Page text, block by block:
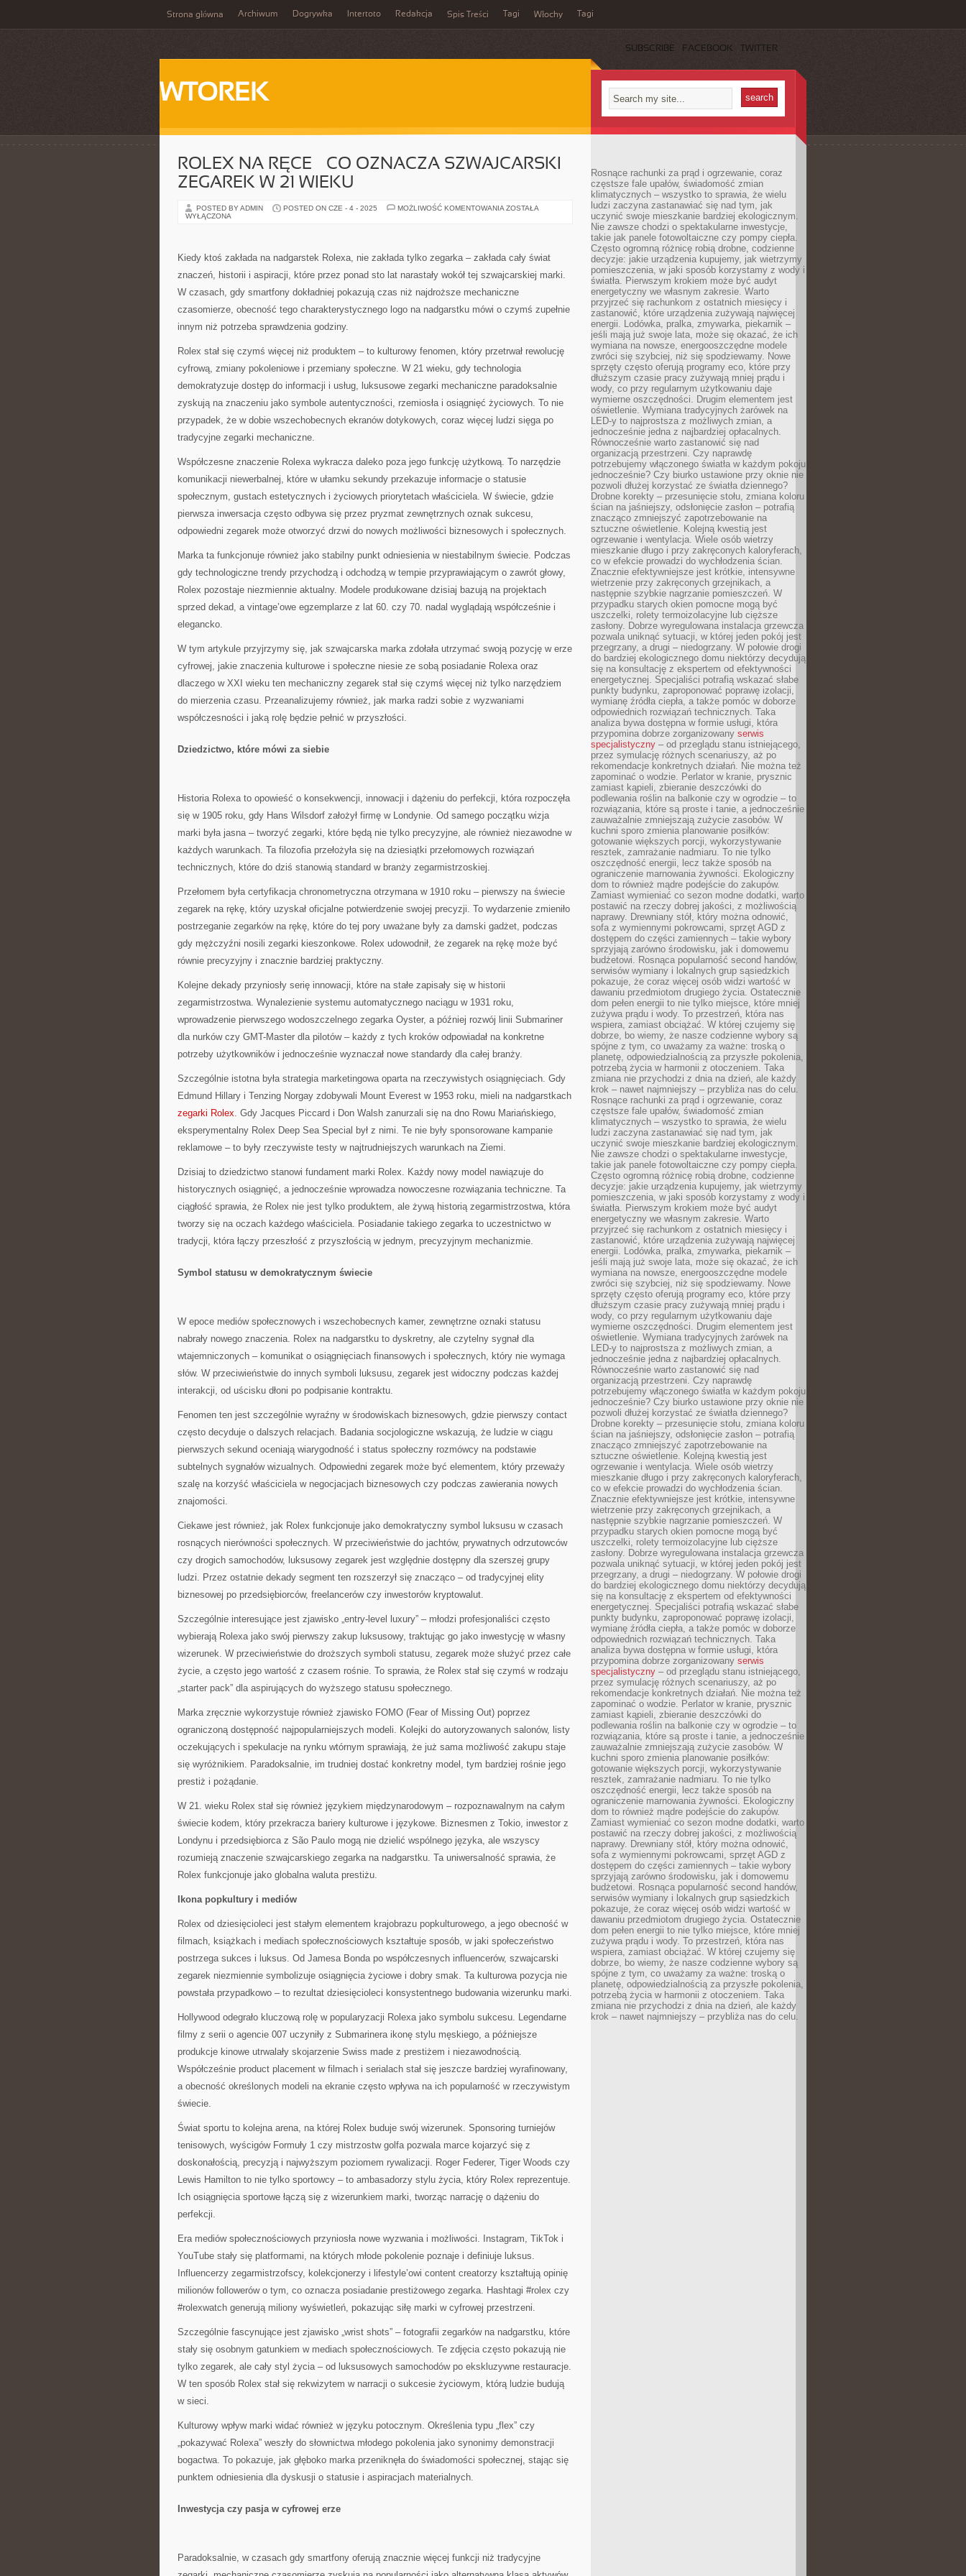
Strona główna Archiwum Dogrywka Intertoto Redakcja Spis Treści Tagi Włochy Tagi
SUBSCRIBE FACEBOOK TWITTER
WTOREK
ROLEX NA RĘCE – CO OZNACZA SZWAJCARSKI
ZEGAREK W 21 WIEKU
POSTED BY ADMIN POSTED ON CZE - 4 - 2025 MOŻLIWOŚĆ KOMENTOWANIA ROLEX
SZWAJCARSKI
ZEGAREK
21
ZOSTAŁA
WYŁĄCZONA
Kiedy ktoś zakłada na nadgarstek Rolexa, nie zakłada tylko zegarka – zakłada cały świat
znaczeń, historii i aspiracji, które przez ponad sto lat narastały wokół tej szwajcarskiej marki.
W czasach, gdy smartfony dokładniej pokazują czas niż najdroższe mechaniczne
czasomierze, obecność tego charakterystycznego logo na nadgarstku mówi o czymś zupełnie
innym niż potrzeba sprawdzenia godziny.
Rolex stał się czymś więcej niż produktem – to kulturowy fenomen, który przetrwał rewolucję
cyfrową, zmiany pokoleniowe i przemiany społeczne. W 21 wieku, gdy technologia
demokratyzuje dostęp do informacji i usług, luksusowe zegarki mechaniczne paradoksalnie
zyskują na znaczeniu jako symbole autentyczności, rzemiosła i osiągnięć życiowych. To nie
przypadek, że w dobie wszechobecnych ekranów dotykowych, coraz więcej ludzi sięga po
tradycyjne zegarki mechaniczne.
Współczesne znaczenie Rolexa wykracza daleko poza jego funkcję użytkową. To narzędzie
komunikacji niewerbalnej, które w ułamku sekundy przekazuje informacje o statusie
społecznym, gustach estetycznych i życiowych priorytetach właściciela. W świecie, gdzie
pierwsza inwersacja często odbywa się przez pryzmat zewnętrznych oznak sukcesu,
odpowiedni zegarek może otworzyć drzwi do nowych możliwości biznesowych i społecznych.
Marka ta funkcjonuje również jako stabilny punkt odniesienia w niestabilnym świecie. Podczas
gdy technologiczne trendy przychodzą i odchodzą w tempie przyprawiającym o zawrót głowy,
Rolex pozostaje niezmiennie aktualny. Modele produkowane dzisiaj bazują na projektach
sprzed dekad, a vintage’owe egzemplarze z lat 60. czy 70. nadal wyglądają współcześnie i
elegancko.
W tym artykule przyjrzymy się, jak szwajcarska marka zdołała utrzymać swoją pozycję w erze
cyfrowej, jakie znaczenia kulturowe i społeczne niesie ze sobą posiadanie Rolexa oraz
dlaczego w XXI wieku ten mechaniczny zegarek stał się czymś więcej niż tylko narzędziem
do mierzenia czasu. Przeanalizujemy również, jak marka radzi sobie z wyzwaniami
współczesności i jaką rolę będzie pełnić w przyszłości.
Dziedzictwo, które mówi za siebie
Historia Rolexa to opowieść o konsekwencji, innowacji i dążeniu do perfekcji, która rozpoczęła
się w 1905 roku, gdy Hans Wilsdorf założył firmę w Londynie. Od samego początku wizja
marki była jasna – tworzyć zegarki, które będą nie tylko precyzyjne, ale również niezawodne w
każdych warunkach. Ta filozofia przełożyła się na dziesiątki przełomowych rozwiązań
technicznych, które do dziś stanowią standard w branży zegarmistrzoskiej.
Przełomem była certyfikacja chronometryczna otrzymana w 1910 roku – pierwszy na świecie
zegarek na rękę, który uzyskał oficjalne potwierdzenie swojej precyzji. To wydarzenie zmieniło
postrzeganie zegarków na rękę, które do tej pory uważane były za damski gadżet, podczas
gdy mężczyźni nosili zegarki kieszonkowe. Rolex udowodnił, że zegarek na rękę może być
równie precyzyjny i znacznie bardziej praktyczny.
Kolejne dekady przyniosły serię innowacji, które na stałe zapisały się w historii
zegarmistrzostwa. Wynalezienie systemu automatycznego naciągu w 1931 roku,
wprowadzenie pierwszego wodoszczelnego zegarka Oyster, a później rozwój linii Submariner
dla nurków czy GMT-Master dla pilotów – każdy z tych kroków odpowiadał na konkretne
potrzeby użytkowników i jednocześnie wyznaczał nowe standardy dla całej branży.
Szczególnie istotna była strategia marketingowa oparta na rzeczywistych osiągnięciach. Gdy
Edmund Hillary i Tenzing Norgay zdobywali Mount Everest w 1953 roku, mieli na nadgarstkach
zegarki Rolex. Gdy Jacques Piccard i Don Walsh zanurzali się na dno Rowu Mariańskiego,
eksperymentalny Rolex Deep Sea Special był z nimi. Te nie były sponsorowane kampanie
reklamowe – to były rzeczywiste testy w najtrudniejszych warunkach na Ziemi.
Dzisiaj to dziedzictwo stanowi fundament marki Rolex. Każdy nowy model nawiązuje do
historycznych osiągnięć, a jednocześnie wprowadza nowoczesne rozwiązania techniczne. Ta
ciągłość sprawia, że Rolex nie jest tylko produktem, ale żywą historią zegarmistrzostwa, która
tworzy się na oczach każdego właściciela. Posiadanie takiego zegarka to uczestnictwo w
tradycji, która łączy przeszłość z przyszłością w jednym, precyzyjnym mechanizmie.
Symbol statusu w demokratycznym świecie
W epoce mediów społecznowych i wszechobecnych kamer, zewnętrzne oznaki statusu
nabrały nowego znaczenia. Rolex na nadgarstku to dyskretny, ale czytelny sygnał dla
wtajemniczonych – komunikat o osiągnięciach finansowych i społecznych, który nie wymaga
słów. W przeciwieństwie do innych symboli luksusu, zegarek jest widoczny podczas każdej
interakcji, od uścisku dłoni po podpisanie kontraktu.
Fenomen ten jest szczególnie wyraźny w środowiskach biznesowych, gdzie pierwszy contact
często decyduje o dalszych relacjach. Badania socjologiczne wskazują, że ludzie w ciągu
pierwszych sekund oceniają wiarygodność i status społeczny rozmówcy na podstawie
subtelnych sygnałów wizualnych. Odpowiedni zegarek może być elementem, który przeważy
szalę na korzyść właściciela w negocjacjach biznesowych czy podczas zawierania nowych
znajomości.
Ciekawe jest również, jak Rolex funkcjonuje jako demokratyczny symbol luksusu w czasach
rosnących nierówności społecznych. W przeciwieństwie do jachtów, prywatnych odrzutowców
czy drogich samochodów, luksusowy zegarek jest względnie dostępny dla szerszej grupy
ludzi. Przez ostatnie dekady segment ten rozszerzył się znacząco – od tradycyjnej elity
biznesowej po przedsiębiorców, freelancerów czy inwestorów kryptowalut.
Szczególnie interesujące jest zjawisko „entry-level luxury” – młodzi profesjonaliści często
wybierają Rolexa jako swój pierwszy zakup luksusowy, traktując go jako inwestycję w własny
wizerunek. W przeciwieństwie do droższych symboli statusu, zegarek może służyć przez całe
życie, a często jego wartość z czasem rośnie. To sprawia, że Rolex stał się czymś w rodzaju
„starter pack” dla aspirujących do wyższego statusu społecznego.
Marka zręcznie wykorzystuje również zjawisko FOMO (Fear of Missing Out) poprzez
ograniczoną dostępność najpopularniejszych modeli. Kolejki do autoryzowanych salonów, listy
oczekujących i spekulacje na rynku wtórnym sprawiają, że już sama możliwość zakupu staje
się wyróżnikiem. Paradoksalnie, im trudniej dostać konkretny model, tym bardziej rośnie jego
prestiż i pożądanie.
W 21. wieku Rolex stał się również językiem międzynarodowym – rozpoznawalnym na całym
świecie kodem, który przekracza bariery kulturowe i językowe. Biznesmen z Tokio, inwestor z
Londynu i przedsiębiorca z São Paulo mogą nie dzielić wspólnego języka, ale wszyscy
rozumieją znaczenie szwajcarskiego zegarka na nadgarstku. Ta uniwersalność sprawia, że
Rolex funkcjonuje jako globalna waluta prestiżu.
Ikona popkultury i mediów
Rolex od dziesięcioleci jest stałym elementem krajobrazu popkulturowego, a jego obecność w
filmach, książkach i mediach społecznościowych kształtuje sposób, w jaki społeczeństwo
postrzega sukces i luksus. Od Jamesa Bonda po współczesnych influencerów, szwajcarski
zegarek niezmiennie symbolizuje osiągnięcia życiowe i dobry smak. Ta kulturowa pozycja nie
powstała przypadkowo – to rezultat dziesięcioleci konsystentnego budowania wizerunku marki.
Hollywood odegrało kluczową rolę w popularyzacji Rolexa jako symbolu sukcesu. Legendarne
filmy z serii o agencie 007 uczyniły z Submarinera ikonę stylu męskiego, a późniejsze
produkcje kinowe utrwalały skojarzenie Swiss made z prestiżem i niezawodnością.
Współcześnie product placement w filmach i serialach stał się jeszcze bardziej wyrafinowany,
a obecność określonych modeli na ekranie często wpływa na ich popularność w rzeczywistym
świecie.
Świat sportu to kolejna arena, na której Rolex buduje swój wizerunek. Sponsoring turniejów
tenisowych, wyścigów Formuły 1 czy mistrzostw golfa pozwala marce kojarzyć się z
doskonałością, precyzją i najwyższym poziomem rywalizacji. Roger Federer, Tiger Woods czy
Lewis Hamilton to nie tylko sportowcy – to ambasadorzy stylu życia, który Rolex reprezentuje.
Ich osiągnięcia sportowe łączą się z wizerunkiem marki, tworząc narrację o dążeniu do
perfekcji.
Era mediów społecznościowych przyniosła nowe wyzwania i możliwości. Instagram, TikTok i
YouTube stały się platformami, na których młode pokolenie poznaje i definiuje luksus.
Influencerzy zegarmistrzofscy, kolekcjonerzy i lifestyle’owi content creatorzy kształtują opinię
milionów followerów o tym, co oznacza posiadanie prestiżowego zegarka. Hashtagi #rolex czy
#rolexwatch generują miliony wyświetleń, pokazując siłę marki w cyfrowej przestrzeni.
Szczególnie fascynujące jest zjawisko „wrist shots” – fotografii zegarków na nadgarstku, które
stały się osobnym gatunkiem w mediach społecznościowych. Te zdjęcia często pokazują nie
tylko zegarek, ale cały styl życia – od luksusowych samochodów po ekskluzywne restauracje.
W ten sposób Rolex stał się rekwizytem w narracji o sukcesie życiowym, którą ludzie budują
w sieci.
Kulturowy wpływ marki widać również w języku potocznym. Określenia typu „flex” czy
„pokazywać Rolexa” weszły do słownictwa młodego pokolenia jako synonimy demonstracji
bogactwa. To pokazuje, jak głęboko marka przeniknęła do świadomości społecznej, stając się
punktem odniesienia dla dyskusji o statusie i aspiracjach materialnych.
Inwestycja czy pasja w cyfrowej erze
Paradoksalnie, w czasach gdy smartfony oferują znacznie więcej funkcji niż tradycyjne
Rosnące rachunki za prąd i ogrzewanie, coraz
częstsze fale upałów, świadomość zmian
klimatycznych – wszystko to sprawia, że wielu
ludzi zaczyna zastanawiać się nad tym, jak
uczynić swoje mieszkanie bardziej ekologicznym.
Nie zawsze chodzi o spektakularne inwestycje,
takie jak panele fotowoltaiczne czy pompy ciepła.
Często ogromną różnicę robią drobne, codzienne
decyzje: jakie urządzenia kupujemy, jak wietrzymy
pomieszczenia, w jaki sposób korzystamy z wody i
światła. Pierwszym krokiem może być audyt
energetyczny we własnym zakresie. Warto
przyjrzeć się rachunkom z ostatnich miesięcy i
zastanowić, które urządzenia zużywają najwięcej
energii. Lodówka, pralka, zmywarka, piekarnik –
jeśli mają już swoje lata, może się okazać, że ich
wymiana na nowsze, energooszczędne modele
zwróci się szybciej, niż się spodziewamy. Nowe
sprzęty często oferują programy eco, które przy
dłuższym czasie pracy zużywają mniej prądu i
wody, co przy regularnym użytkowaniu daje
wymierne oszczędności. Drugim elementem jest
oświetlenie. Wymiana tradycyjnych żarówek na
LED-y to najprostsza z możliwych zmian, a
jednocześnie jedna z najbardziej opłacalnych.
Równocześnie warto zastanowić się nad
organizacją przestrzeni. Czy naprawdę
potrzebujemy włączonego światła w każdym pokoju
jednocześnie? Czy biurko ustawione przy oknie nie
pozwoli dłużej korzystać ze światła dziennego?
Drobne korekty – przesunięcie stołu, zmiana koloru
ścian na jaśniejszy, odsłonięcie zasłon – potrafią
znacząco zmniejszyć zapotrzebowanie na
sztuczne oświetlenie. Kolejną kwestią jest
ogrzewanie i wentylacja. Wiele osób wietrzy
mieszkanie długo i przy zakręconych kaloryferach,
co w efekcie prowadzi do wychłodzenia ścian.
Znacznie efektywniejsze jest krótkie, intensywne
wietrzenie przy zakręconych grzejnikach, a
następnie szybkie nagrzanie pomieszczeń. W
przypadku starych okien pomocne mogą być
uszczelki, rolety termoizolacyjne lub cięższe
zasłony. Dobrze wyregulowana instalacja grzewcza
pozwala uniknąć sytuacji, w której jeden pokój jest
przegrzany, a drugi – niedogrzany. W połowie drogi
do bardziej ekologicznego domu niektórzy decydują
się na konsultację z ekspertem od efektywności
energetycznej. Specjaliści potrafią wskazać słabe
punkty budynku, zaproponować poprawę izolacji,
wymianę źródła ciepła, a także pomóc w doborze
odpowiednich rozwiązań technicznych. Taka
analiza bywa dostępna w formie usługi, która
przypomina dobrze zorganizowany serwis
specjalistyczny – od przeglądu stanu istniejącego,
przez symulację różnych scenariuszy, aż po
rekomendacje konkretnych działań. Nie można też
zapominać o wodzie. Perlator w kranie, prysznic
zamiast kąpieli, zbieranie deszczówki do
podlewania roślin na balkonie czy w ogrodzie – to
rozwiązania, które są proste i tanie, a jednocześnie
zauważalnie zmniejszają zużycie zasobów. W
kuchni sporo zmienia planowanie posiłków:
gotowanie większych porcji, wykorzystywanie
resztek, zamrażanie nadmiaru. To nie tylko
oszczędność energii, lecz także sposób na
ograniczenie marnowania żywności. Ekologiczny
dom to również mądre podejście do zakupów.
Zamiast wymieniać co sezon modne dodatki, warto
postawić na rzeczy dobrej jakości, z możliwością
naprawy. Drewniany stół, który można odnowić,
sofa z wymiennymi pokrowcami, sprzęt AGD z
dostępem do części zamiennych – takie wybory
sprzyjają zarówno środowisku, jak i domowemu
budżetowi. Rosnąca popularność second handów,
serwisów wymiany i lokalnych grup sąsiedzkich
pokazuje, że coraz więcej osób widzi wartość w
dawaniu przedmiotom drugiego życia. Ostatecznie
dom pełen energii to nie tylko miejsce, które mniej
zużywa prądu i wody. To przestrzeń, która nas
wspiera, zamiast obciążać. W której czujemy się
dobrze, bo wiemy, że nasze codzienne wybory są
spójne z tym, co uważamy za ważne: troską o
planetę, odpowiedzialnością za przyszłe pokolenia,
potrzebą życia w harmonii z otoczeniem. Taka
zmiana nie przychodzi z dnia na dzień, ale każdy
krok – nawet najmniejszy – przybliża nas do celu.
Rosnące rachunki za prąd i ogrzewanie, coraz
częstsze fale upałów, świadomość zmian
klimatycznych – wszystko to sprawia, że wielu
ludzi zaczyna zastanawiać się nad tym, jak
uczynić swoje mieszkanie bardziej ekologicznym.
Nie zawsze chodzi o spektakularne inwestycje,
takie jak panele fotowoltaiczne czy pompy ciepła.
Często ogromną różnicę robią drobne, codzienne
decyzje: jakie urządzenia kupujemy, jak wietrzymy
pomieszczenia, w jaki sposób korzystamy z wody i
światła. Pierwszym krokiem może być audyt
energetyczny we własnym zakresie. Warto
przyjrzeć się rachunkom z ostatnich miesięcy i
zastanowić, które urządzenia zużywają najwięcej
energii. Lodówka, pralka, zmywarka, piekarnik –
jeśli mają już swoje lata, może się okazać, że ich
wymiana na nowsze, energooszczędne modele
zwróci się szybciej, niż się spodziewamy. Nowe
sprzęty często oferują programy eco, które przy
dłuższym czasie pracy zużywają mniej prądu i
wody, co przy regularnym użytkowaniu daje
wymierne oszczędności. Drugim elementem jest
oświetlenie. Wymiana tradycyjnych żarówek na
LED-y to najprostsza z możliwych zmian, a
jednocześnie jedna z najbardziej opłacalnych.
Równocześnie warto zastanowić się nad
organizacją przestrzeni. Czy naprawdę
potrzebujemy włączonego światła w każdym pokoju
jednocześnie? Czy biurko ustawione przy oknie nie
pozwoli dłużej korzystać ze światła dziennego?
Drobne korekty – przesunięcie stołu, zmiana koloru
ścian na jaśniejszy, odsłonięcie zasłon – potrafią
znacząco zmniejszyć zapotrzebowanie na
sztuczne oświetlenie. Kolejną kwestią jest
ogrzewanie i wentylacja. Wiele osób wietrzy
mieszkanie długo i przy zakręconych kaloryferach,
co w efekcie prowadzi do wychłodzenia ścian.
Znacznie efektywniejsze jest krótkie, intensywne
wietrzenie przy zakręconych grzejnikach, a
następnie szybkie nagrzanie pomieszczeń. W
przypadku starych okien pomocne mogą być
uszczelki, rolety termoizolacyjne lub cięższe
zasłony. Dobrze wyregulowana instalacja grzewcza
pozwala uniknąć sytuacji, w której jeden pokój jest
przegrzany, a drugi – niedogrzany. W połowie drogi
do bardziej ekologicznego domu niektórzy decydują
się na konsultację z ekspertem od efektywności
energetycznej. Specjaliści potrafią wskazać słabe
punkty budynku, zaproponować poprawę izolacji,
wymianę źródła ciepła, a także pomóc w doborze
odpowiednich rozwiązań technicznych. Taka
analiza bywa dostępna w formie usługi, która
przypomina dobrze zorganizowany serwis
specjalistyczny – od przeglądu stanu istniejącego,
przez symulację różnych scenariuszy, aż po
rekomendacje konkretnych działań. Nie można też
zapominać o wodzie. Perlator w kranie, prysznic
zamiast kąpieli, zbieranie deszczówki do
podlewania roślin na balkonie czy w ogrodzie – to
rozwiązania, które są proste i tanie, a jednocześnie
zauważalnie zmniejszają zużycie zasobów. W
kuchni sporo zmienia planowanie posiłków:
gotowanie większych porcji, wykorzystywanie
resztek, zamrażanie nadmiaru. To nie tylko
oszczędność energii, lecz także sposób na
ograniczenie marnowania żywności. Ekologiczny
dom to również mądre podejście do zakupów.
Zamiast wymieniać co sezon modne dodatki, warto
postawić na rzeczy dobrej jakości, z możliwością
naprawy. Drewniany stół, który można odnowić,
sofa z wymiennymi pokrowcami, sprzęt AGD z
dostępem do części zamiennych – takie wybory
sprzyjają zarówno środowisku, jak i domowemu
budżetowi. Rosnąca popularność second handów,
serwisów wymiany i lokalnych grup sąsiedzkich
pokazuje, że coraz więcej osób widzi wartość w
dawaniu przedmiotom drugiego życia. Ostatecznie
dom pełen energii to nie tylko miejsce, które mniej
zużywa prądu i wody. To przestrzeń, która nas
wspiera, zamiast obciążać. W której czujemy się
dobrze, bo wiemy, że nasze codzienne wybory są
spójne z tym, co uważamy za ważne: troską o
planetę, odpowiedzialnością za przyszłe pokolenia,
potrzebą życia w harmonii z otoczeniem. Taka
zmiana nie przychodzi z dnia na dzień, ale każdy
krok – nawet najmniejszy – przybliża nas do celu.